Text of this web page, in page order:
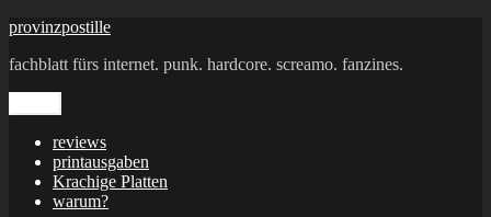
Zum
springen
provinzpostille
fachblatt fürs internet. punk. hardcore. screamo. fanzines.
reviews
printausgaben
Krachige Platten
warum?